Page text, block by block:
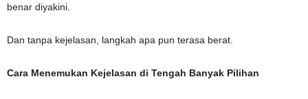
benar diyakini.
Dan tanpa kejelasan, langkah apa pun terasa berat.
Cara Menemukan Kejelasan di Tengah Banyak Pilihan